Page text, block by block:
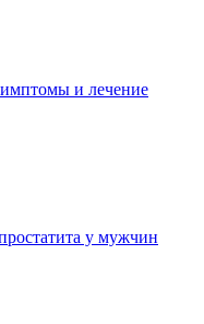
и лечение
у мужчин